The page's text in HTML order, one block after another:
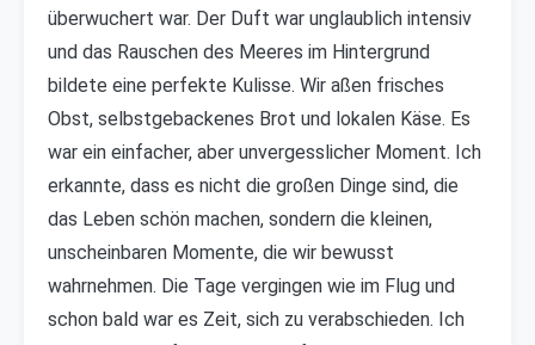
überwuchert war. Der Duft war unglaublich intensiv
und das Rauschen des Meeres im Hintergrund
bildete eine perfekte Kulisse. Wir aßen frisches
Obst, selbstgebackenes Brot und lokalen Käse. Es
war ein einfacher, aber unvergesslicher Moment. Ich
erkannte, dass es nicht die großen Dinge sind, die
das Leben schön machen, sondern die kleinen,
unscheinbaren Momente, die wir bewusst
wahrnehmen. Die Tage vergingen wie im Flug und
schon bald war es Zeit, sich zu verabschieden. Ich